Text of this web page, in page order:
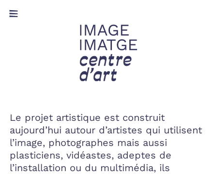
À propos
Le projet artistique est construit
aujourd’hui autour d’artistes qui utilisent
l’image, photographes mais aussi
plasticiens, vidéastes, adeptes de
l’installation ou du multimédia, ils